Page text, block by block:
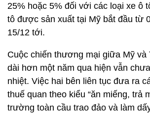
25% hoặc 5% đối với các loại xe ô
tô được sản xuất tại Mỹ bắt đầu từ
15/12 tới.
Cuộc chiến thương mại giữa Mỹ và
dài hơn một năm qua hiện vẫn
nhiệt. Việc hai bên liên tục đưa ra
thuế quan theo kiểu “ăn miếng, trả
trường toàn cầu trao đảo và làm